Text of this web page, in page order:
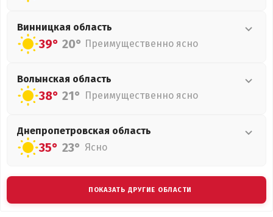
Винницкая область
39° 20° Преимущественно ясно
Волынская область
38° 21° Преимущественно ясно
Днепропетровская область
35° 23° Ясно
ПОКАЗАТЬ ДРУГИЕ ОБЛАСТИ